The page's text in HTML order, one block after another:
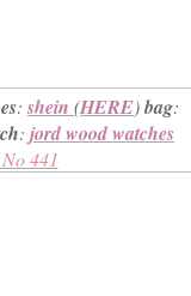
: shein (HERE)bag:
: jord wood watches
441